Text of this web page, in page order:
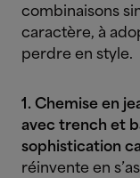
combinaisons
caractère, à
perdre en style.
1. Chemise en
avec trench et
sophistication
réinvente en